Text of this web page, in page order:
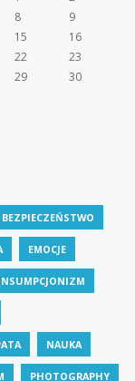
8
9
15
16
22
23
29
30
BEZPIECZEŃSTWO
EMOCJE
NAUKA
PHOTOGRAPHY